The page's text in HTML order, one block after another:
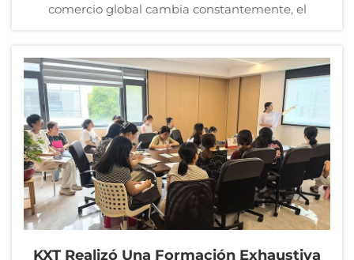
comercio global cambia constantemente, el
cumplimiento se vuelven cada vez más estrictas, las
habilidades profesionales y las operaciones
estandarizadas...
KXT Realizó Una Formación Exhaustiva